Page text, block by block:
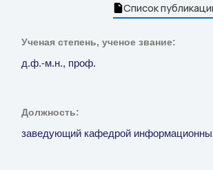
Список
Ученая степень, ученое звание:
д.ф.-м.н., проф.
Должность:
заведующий кафедрой